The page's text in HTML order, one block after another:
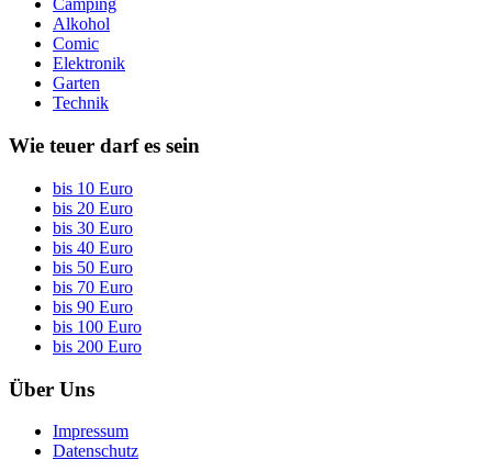
Camping
Alkohol
Comic
Elektronik
Garten
Technik
Wie teuer darf es sein
bis 10 Euro
bis 20 Euro
bis 30 Euro
bis 40 Euro
bis 50 Euro
bis 70 Euro
bis 90 Euro
bis 100 Euro
bis 200 Euro
Über Uns
Impressum
Datenschutz